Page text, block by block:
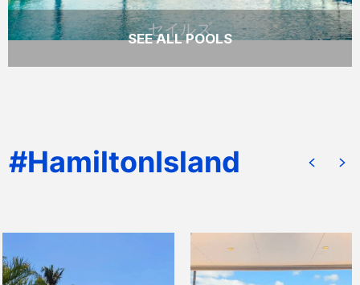
セイルズ
SEE ALL POOLS